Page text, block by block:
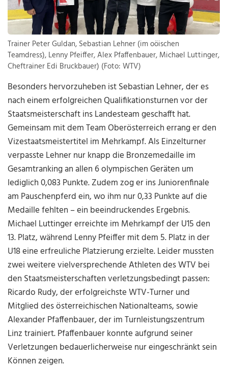
Trainer Peter Guldan, Sebastian Lehner (im oöischen
Teamdress), Lenny Pfeiffer, Alex Pfaffenbauer, Michael Luttinger,
Cheftrainer Edi Bruckbauer) (Foto: WTV)
Besonders hervorzuheben ist Sebastian Lehner, der es
nach einem erfolgreichen Qualifikationsturnen vor der
Staatsmeisterschaft ins Landesteam geschafft hat.
Gemeinsam mit dem Team Oberösterreich errang er den
Vizestaatsmeistertitel im Mehrkampf. Als Einzelturner
verpasste Lehner nur knapp die Bronzemedaille im
Gesamtranking an allen 6 olympischen Geräten um
lediglich 0,083 Punkte. Zudem zog er ins Juniorenfinale
am Pauschenpferd ein, wo ihm nur 0,33 Punkte auf die
Medaille fehlten – ein beeindruckendes Ergebnis.
Michael Luttinger erreichte im Mehrkampf der U15 den
13. Platz, während Lenny Pfeiffer mit dem 5. Platz in der
U18 eine erfreuliche Platzierung erzielte. Leider mussten
zwei weitere vielversprechende Athleten des WTV bei
den Staatsmeisterschaften verletzungsbedingt passen:
Ricardo Rudy, der erfolgreichste WTV-Turner und
Mitglied des österreichischen Nationalteams, sowie
Alexander Pfaffenbauer, der im Turnleistungszentrum
Linz trainiert. Pfaffenbauer konnte aufgrund seiner
Verletzungen bedauerlicherweise nur eingeschränkt sein
Können zeigen.